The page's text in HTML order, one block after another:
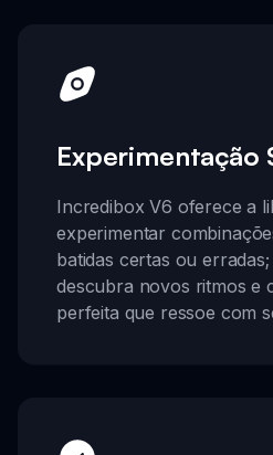
Experimentação
Incredibox V6 oferece a
experimentar
batidas certas ou
descubra novos ritmos e
perfeita que ressoe com